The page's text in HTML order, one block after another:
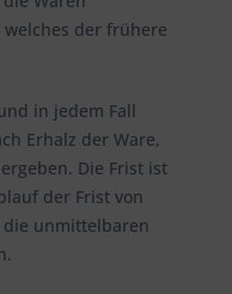
der frühere
in jedem Fall
Erhalz der Ware,
Die Frist ist
der Frist von
die unmittelbaren